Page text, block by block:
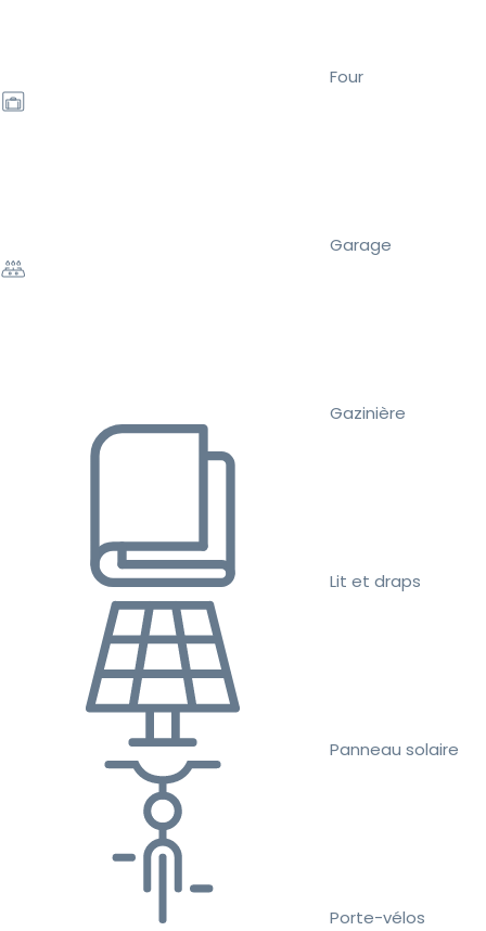
Four
Garage
Gazinière
Lit et draps
Panneau solaire
Porte-vélos